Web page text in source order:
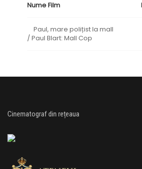
Nume Film
Paul, mare polițist la mall
/ Paul Blart: Mall Cop
Cinematograf din rețeaua